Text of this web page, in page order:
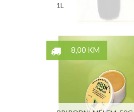
1L
8,00 KM